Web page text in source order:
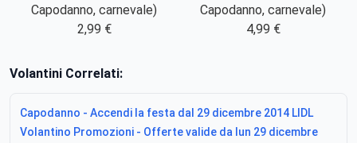
Capodanno, carnevale)
2,99 €
Capodanno, carnevale)
4,99 €
Volantini Correlati:
Capodanno - Accendi la festa dal 29 dicembre 2014 LIDL
Volantino Promozioni - Offerte valide da lun 29 dicembre